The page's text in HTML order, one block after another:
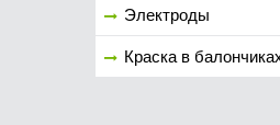
Электроды
Краска в